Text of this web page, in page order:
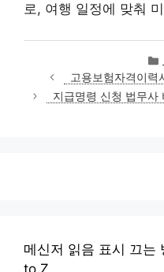
로, 여행 일정에 맞춰
고용보험자격이
지급명령 신청 법무사
메신저 읽음 표시 끄는